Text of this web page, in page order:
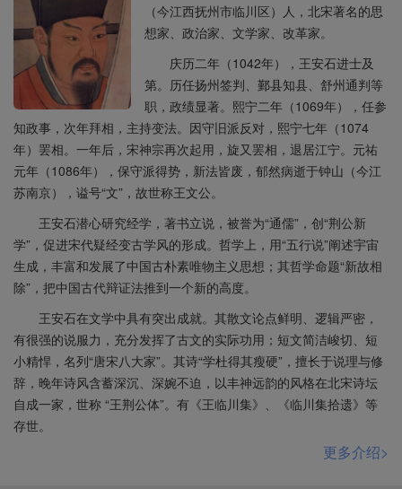
（今江西抚州市临川区）人，北宋著名的思
想家、政治家、文学家、改革家。
庆历二年（1042年），王安石进士及
第。历任扬州签判、鄞县知县、舒州通判等
职，政绩显著。熙宁二年（1069年），任参
知政事，次年拜相，主持变法。因守旧派反对，熙宁七年（1074
年）罢相。一年后，宋神宗再次起用，旋又罢相，退居江宁。元祐
元年（1086年），保守派得势，新法皆废，郁然病逝于钟山（今江
苏南京），谥号“文”，故世称王文公。
王安石潜心研究经学，著书立说，被誉为“通儒”，创“荆公新
学”，促进宋代疑经变古学风的形成。哲学上，用“五行说”阐述宇宙
生成，丰富和发展了中国古朴素唯物主义思想；其哲学命题“新故相
除”，把中国古代辩证法推到一个新的高度。
王安石在文学中具有突出成就。其散文论点鲜明、逻辑严密，
有很强的说服力，充分发挥了古文的实际功用；短文简洁峻切、短
小精悍，名列“唐宋八大家”。其诗“学杜得其瘦硬”，擅长于说理与修
辞，晚年诗风含蓄深沉、深婉不迫，以丰神远韵的风格在北宋诗坛
自成一家，世称 “王荆公体”。有《王临川集》、《临川集拾遗》等
存世。
更多介绍>